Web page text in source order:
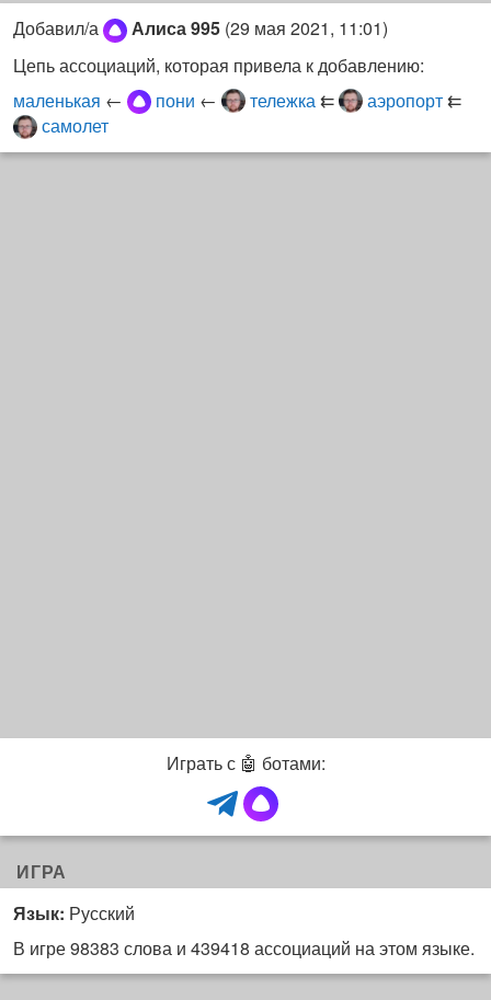
Добавил/а
Алиса 995 (29 мая 2021, 11:01)
Цепь ассоциаций, которая привела к добавлению:
маленькая ← пони ← тележка ⇇ аэропорт⇇
самолет
Играть с 🤖 ботами:
ИГРА
Язык: Русский
В игре 98383 слова и 439418 ассоциаций на этом языке.